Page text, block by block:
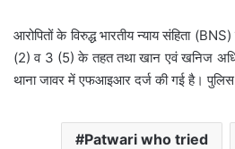
आरोपितों के विरुद्ध भारतीय न्याय संहिता
(2) व 3 (5) के तहत तथा खान एवं खनिज
थाना जावर में एफआइआर दर्ज की गई है। पुलिस
Patwari who tried